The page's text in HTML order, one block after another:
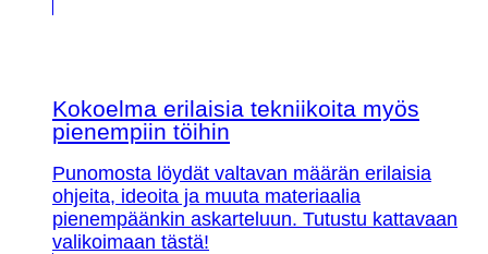
Kokoelma erilaisia tekniikoita myös
pienempiin töihin
Punomosta löydät valtavan määrän erilaisia
ohjeita, ideoita ja muuta materiaalia
pienempäänkin askarteluun. Tutustu kattavaan
valikoimaan tästä!